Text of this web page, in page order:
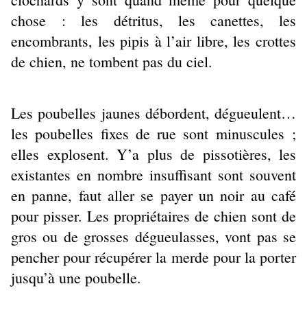
chose : les détritus, les canettes, les
encombrants, les pipis à l’air libre, les crottes
de chien, ne tombent pas du ciel.
Les poubelles jaunes débordent, dégueulent…
les poubelles fixes de rue sont minuscules ;
elles explosent. Y’a plus de pissotières, les
existantes en nombre insuffisant sont souvent
en panne, faut aller se payer un noir au café
pour pisser. Les propriétaires de chien sont de
gros ou de grosses dégueulasses, vont pas se
pencher pour récupérer la merde pour la porter
jusqu’à une poubelle.